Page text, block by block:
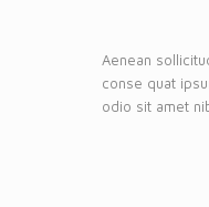
Aenean
conse quat
odio sit amet